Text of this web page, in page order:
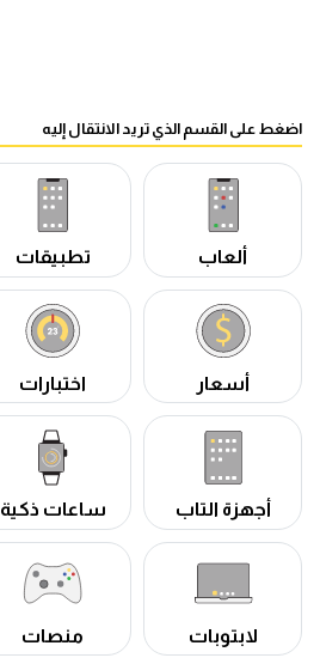
اضغط على القسم الذي تريد الانتقال إليه
ألعاب تطبيقات
أسعار اختبارات
أجهزة التاب ساعات ذكية
لابتوبات منصات